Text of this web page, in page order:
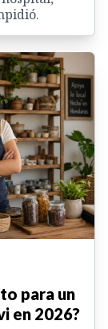
para un
en 2026?